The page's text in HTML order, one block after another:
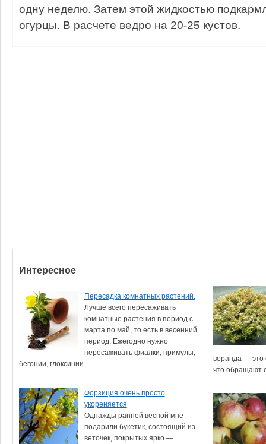
одну неделю. Затем этой жидкостью
огурцы. В расчете ведро на 20-25 кустов.
Интересное
Пересадка комнатных растений.
Лучше всего пересаживать
комнатные растения в период с
марта по май, то есть в весенний
период. Ежегодно нужно
пересаживать фиалки, примулы,
бегонии, глоксинии...
веранда — это
что обращают
Форзиция очень просто
укореняется
Однажды ранней весной мне
подарили букетик, состоящий из
веточек, покрытых ярко —